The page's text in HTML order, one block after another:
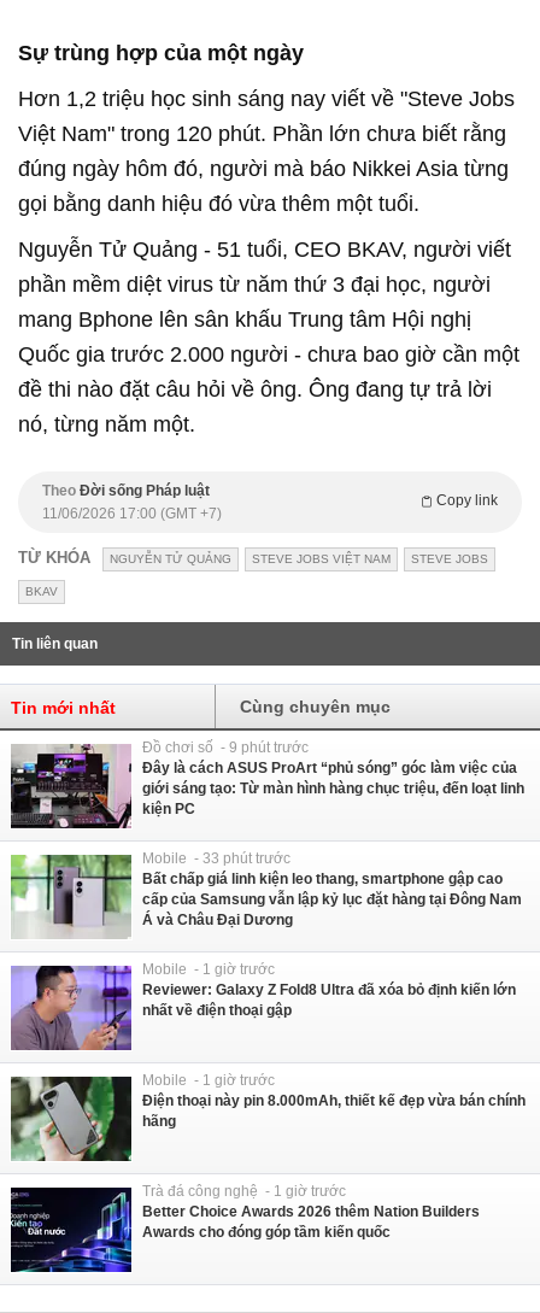
Sự trùng hợp của một ngày
Hơn 1,2 triệu học sinh sáng nay viết về "Steve Jobs
Việt Nam" trong 120 phút. Phần lớn chưa biết rằng
đúng ngày hôm đó, người mà báo Nikkei Asia từng
gọi bằng danh hiệu đó vừa thêm một tuổi.
Nguyễn Tử Quảng - 51 tuổi, CEO BKAV, người viết
phần mềm diệt virus từ năm thứ 3 đại học, người
mang Bphone lên sân khấu Trung tâm Hội nghị
Quốc gia trước 2.000 người - chưa bao giờ cần một
đề thi nào đặt câu hỏi về ông. Ông đang tự trả lời
nó, từng năm một.
Theo Đời sống Pháp luật
Copy link
11/06/2026 17:00 (GMT +7)
TỪ KHÓA NGUYỄN TỬ QUẢNG STEVE JOBS VIỆT NAM STEVE JOBS
BKAV
Tin liên quan
Tin mới nhất Cùng chuyên mục
Đồ chơi số - 9 phút trước
Đây là cách ASUS ProArt “phủ sóng” góc làm việc của
giới sáng tạo: Từ màn hình hàng chục triệu, đến loạt linh
kiện PC
Mobile - 33 phút trước
Bất chấp giá linh kiện leo thang, smartphone gập cao
cấp của Samsung vẫn lập kỷ lục đặt hàng tại Đông Nam
Á và Châu Đại Dương
Mobile - 1 giờ trước
Reviewer: Galaxy Z Fold8 Ultra đã xóa bỏ định kiến lớn
nhất về điện thoại gập
Mobile - 1 giờ trước
Điện thoại này pin 8.000mAh, thiết kế đẹp vừa bán chính
hãng
Trà đá công nghệ - 1 giờ trước
Better Choice Awards 2026 thêm Nation Builders
Awards cho đóng góp tầm kiến quốc